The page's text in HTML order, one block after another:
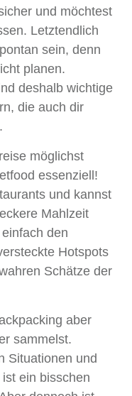
und möchtest
Letztendlich
sein, denn
planen.
deshalb wichtige
die auch dir
möglichst
essenziell!
und kannst
Mahlzeit
den
Hotspots
Schätze der
aber
sammelst.
Situationen und
ist ein bisschen